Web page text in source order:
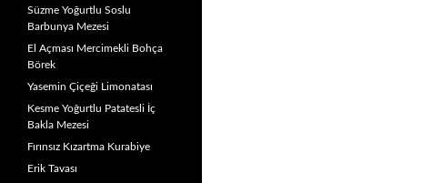
Süzme Yoğurtlu Soslu
Barbunya Mezesi
El Açması Mercimekli Bohça
Börek
Yasemin Çiçeği Limonatası
Kesme Yoğurtlu Patatesli İç
Bakla Mezesi
Fırınsız Kızartma Kurabiye
Erik Tavası